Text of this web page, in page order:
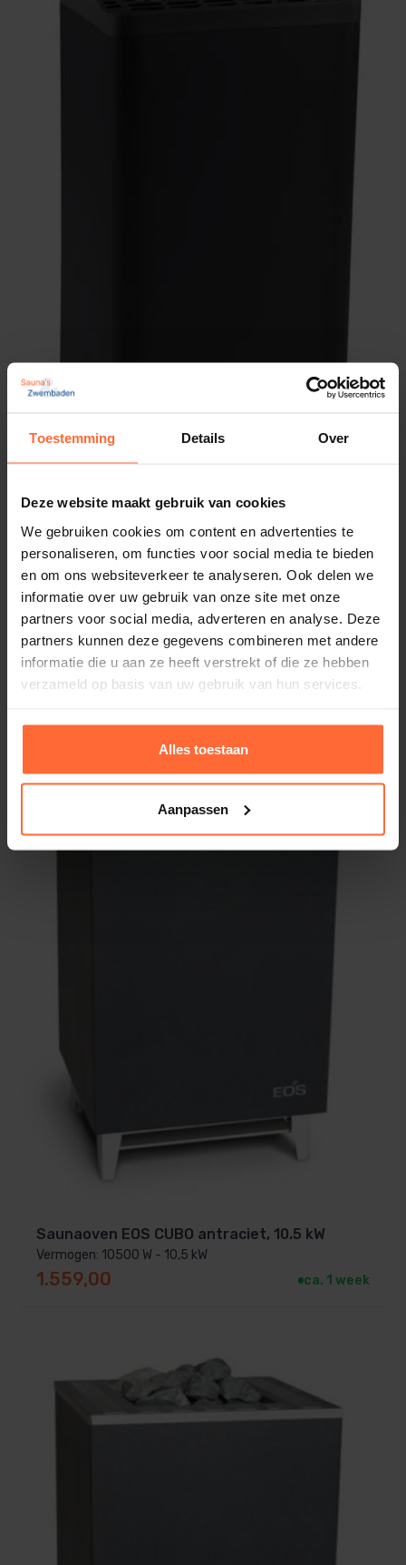
Toestemming Details Over
Deze website maakt gebruik van cookies
We gebruiken cookies om content en advertenties te
personaliseren, om functies voor social media te bieden
en om ons websiteverkeer te analyseren. Ook delen we
informatie over uw gebruik van onze site met onze
partners voor social media, adverteren en analyse. Deze
partners kunnen deze gegevens combineren met andere
informatie die u aan ze heeft verstrekt of die ze hebben
verzameld op basis van uw gebruik van hun services.
Alles toestaan
Aanpassen
Saunaoven EOS Bi-O Tec 9 kW
Vermogen: 9 kW
Inhoud sauna's: 8 - 14 m³
1.573,95 ca. 1–8 werkdagen
Saunaoven EOS CUBO antraciet, 10.5 kW
Vermogen: 10500 W - 10,5 kW
1.559,00 ca. 1 week